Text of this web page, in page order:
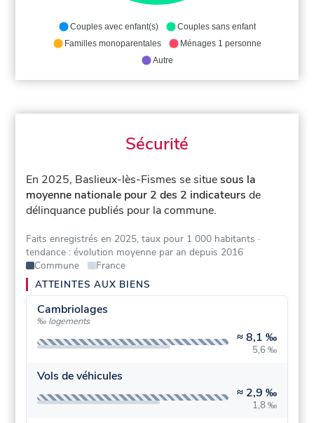
Couples avec enfant(s)
Couples sans enfant
Familles monoparentales
Ménages 1 personne
Autre
Sécurité
En 2025, Baslieux-lès-Fismes se situesous la
moyenne nationale pour 2 des 2 indicateurs de
délinquance publiés pour la commune.
Faits enregistrés en 2025, taux pour 1 000 habitants ·
tendance : évolution moyenne par an depuis 2016
Commune
France
ATTEINTES AUX BIENS
Cambriolages
‰ logements
≈8,1 ‰
5,6 ‰
Vols de véhicules
≈ 2,9 ‰
1,8 ‰